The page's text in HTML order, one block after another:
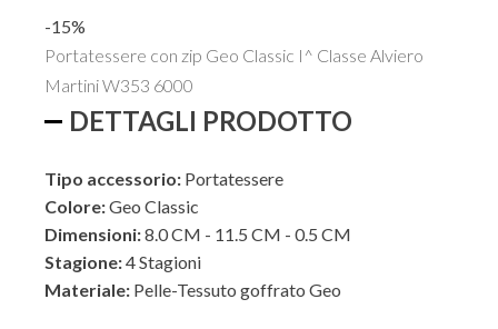
era:
€65,00.
è:
€55,25.
-15%
Portatessere con zip Geo Classic I^ Classe Alviero
Martini W353 6000
DETTAGLI PRODOTTO
Tipo accessorio: Portatessere
Colore:Geo Classic
Dimensioni:8.0 CM - 11.5 CM - 0.5 CM
Stagione:4 Stagioni
Materiale: Pelle-Tessuto goffrato Geo